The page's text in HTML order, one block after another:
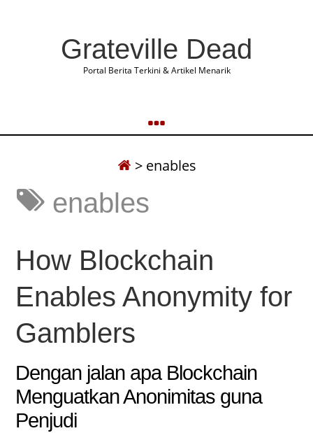
Grateville Dead
Portal Berita Terkini & Artikel Menarik
> enables
enables
How Blockchain
Enables Anonymity for
Gamblers
Dengan jalan apa Blockchain
Menguatkan Anonimitas guna
Penjudi